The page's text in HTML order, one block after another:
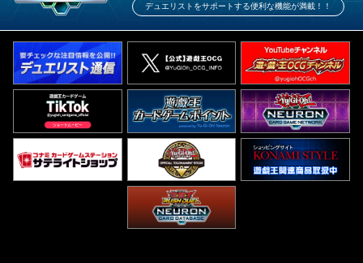
デュエリストをサポートする便利な機能が満載！！